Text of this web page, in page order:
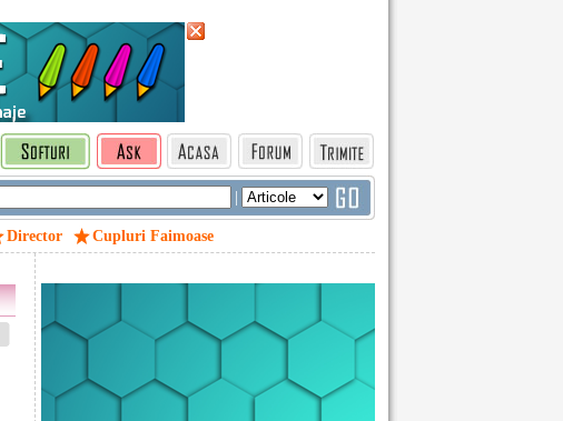
|
Director Cupluri Faimoase